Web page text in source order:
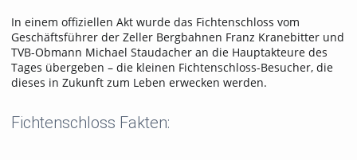
In einem offiziellen Akt wurde das Fichtenschloss vom
Geschäftsführer der Zeller Bergbahnen Franz Kranebitter und
TVB-Obmann Michael Staudacher an die Hauptakteure des
Tages übergeben – die kleinen Fichtenschloss-Besucher, die
dieses in Zukunft zum Leben erwecken werden.
Fichtenschloss Fakten: